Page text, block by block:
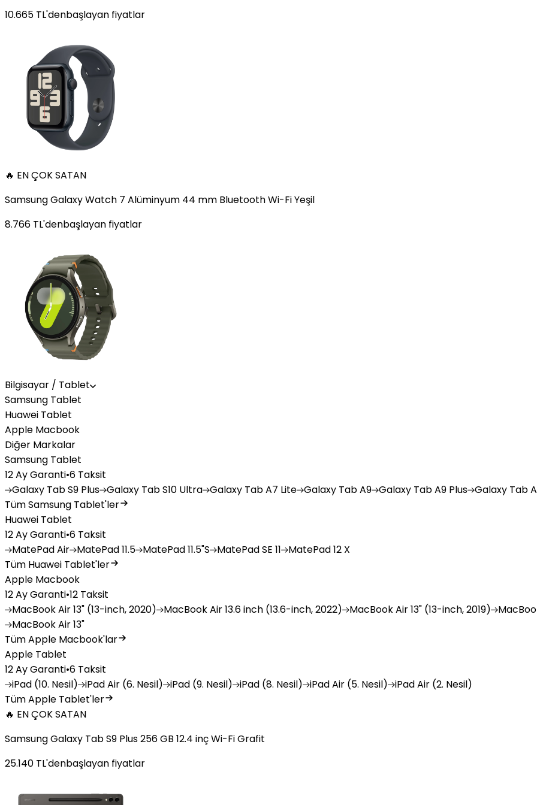
10.665 TL'denbaşlayan fiyatlar
🔥 EN ÇOK SATAN
Samsung Galaxy Watch 7 Alüminyum 44 mm Bluetooth Wi-Fi Yeşil
8.766 TL'denbaşlayan fiyatlar
Bilgisayar / Tablet
Samsung Tablet
Huawei Tablet
Apple Macbook
Diğer Markalar
Samsung Tablet
12 Ay Garanti•6 Taksit
Galaxy Tab S9 Plus Galaxy Tab S10 Ultra Galaxy Tab A7 Lite Galaxy Tab A9 Galaxy Tab A9 Plus Galaxy Tab
Tüm Samsung Tablet'ler
Huawei Tablet
12 Ay Garanti•6 Taksit
MatePadAir MatePad11.5 MatePad11.5"S MatePadSE 11 MatePad12 X
Tüm Huawei Tablet'ler
Apple Macbook
12 Ay Garanti•12 Taksit
MacBookAir 13" (13-inch, 2020) MacBookAir 13.6 inch (13.6-inch, 2022) MacBookAir 13" (13-inch, 2019)
MacBookAir 13"
Tüm Apple Macbook'lar
Apple Tablet
12 Ay Garanti•6 Taksit
iPad (10. Nesil) iPadAir (6. Nesil) iPad (9. Nesil) iPad (8. Nesil) iPadAir (5. Nesil) iPadAir (2. Nesil)
Tüm Apple Tablet'ler
🔥 EN ÇOK SATAN
Samsung Galaxy Tab S9 Plus 256 GB 12.4 inç Wi-Fi Grafit
25.140 TL'denbaşlayan fiyatlar